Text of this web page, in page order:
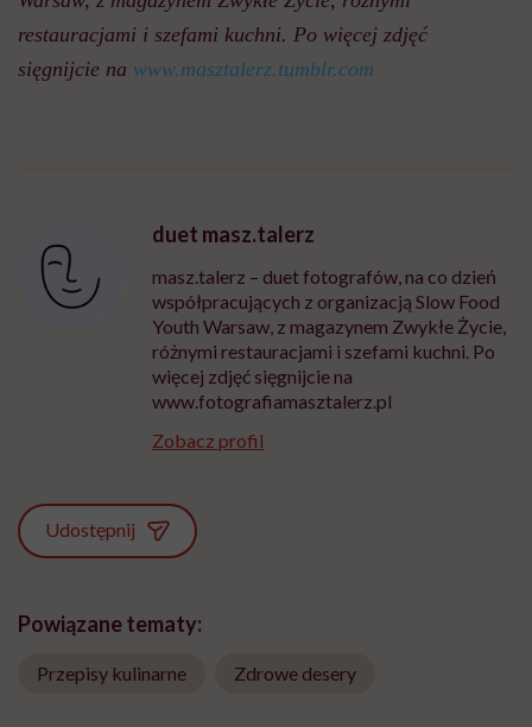
restauracjami i szefami kuchni. Po więcej zdjęć
sięgnijcie na www.masztalerz.tumblr.com
duet masz.talerz
masz.talerz – duet fotografów, na co dzień
współpracujących z organizacją Slow Food
Youth Warsaw, z magazynem Zwykłe Życie,
różnymi restauracjami i szefami kuchni. Po
więcej zdjęć sięgnijcie na
www.fotografiamasztalerz.pl
Zobacz profil
Udostępnij
Powiązane tematy:
Przepisy kulinarne Zdrowe desery